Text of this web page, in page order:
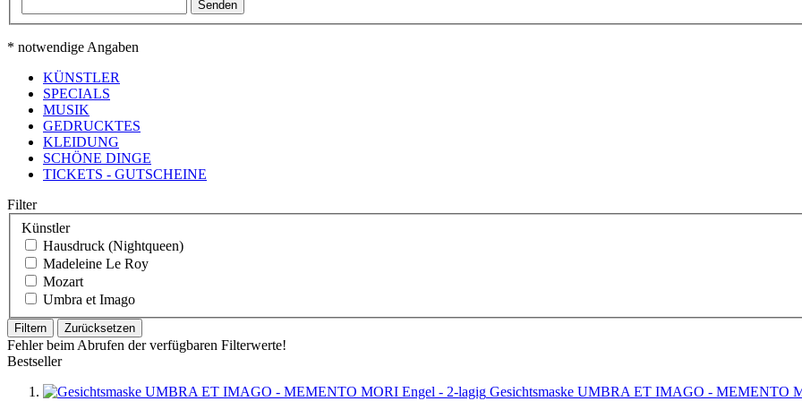
Senden
* notwendige Angaben
KÜNSTLER
SPECIALS
MUSIK
GEDRUCKTES
KLEIDUNG
SCHÖNE DINGE
TICKETS - GUTSCHEINE
Filter
Künstler
Hausdruck (Nightqueen)
Madeleine Le Roy
Mozart
Umbra et Imago
Filtern Zurücksetzen
Fehler beim Abrufen der verfügbaren Filterwerte!
Bestseller
Gesichtsmaske UMBRA ET IMAGO - MEMENTO